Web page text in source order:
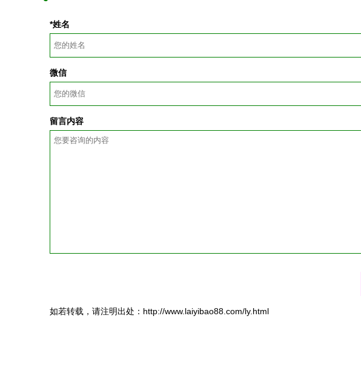
*姓名
微信
留言内容
如若转载，请注明出处：http://www.laiyibao88.com/ly.html